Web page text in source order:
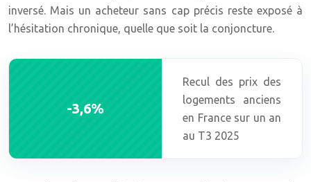
inversé. Mais un acheteur sans cap précis reste exposé à
l’hésitation chronique, quelle que soit la conjoncture.
-3,6%
Recul des prix des
logements anciens
en France sur un an
au T3 2025